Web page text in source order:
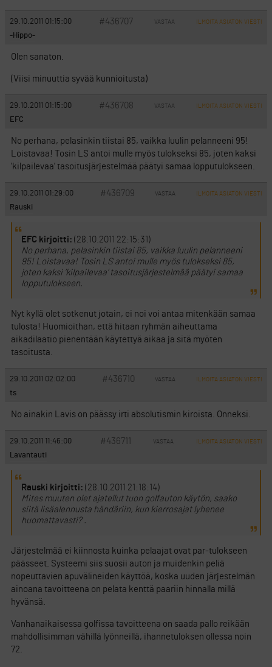
29.10.2011 01:15:00 #436707 VASTAA ILMOITA ASIATON VIESTI
-Hippo-
Olen sanaton.
(Viisi minuuttia syvää kunnioitusta)
29.10.2011 01:15:00 #436708 VASTAA ILMOITA ASIATON VIESTI
EFC
No perhana, pelasinkin tiistai 85, vaikka luulin pelanneeni 95!
Loistavaa! Tosin LS antoi mulle myös tulokseksi 85, joten kaksi
’kilpailevaa’ tasoitusjärjestelmää päätyi samaa lopputulokseen.
29.10.2011 01:29:00 #436709 VASTAA ILMOITA ASIATON VIESTI
Rauski
EFC kirjoitti: (28.10.2011 22:15:31)
No perhana, pelasinkin tiistai 85, vaikka luulin pelanneeni
95! Loistavaa! Tosin LS antoi mulle myös tulokseksi 85,
joten kaksi ’kilpailevaa’ tasoitusjärjestelmää päätyi samaa
lopputulokseen.
Nyt kyllä olet sotkenut jotain, ei noi voi antaa mitenkään samaa
tulosta! Huomioithan, että hitaan ryhmän aiheuttama
aikadilaatio pienentään käytettyä aikaa ja sitä myöten
tasoitusta.
29.10.2011 02:02:00 #436710 VASTAA ILMOITA ASIATON VIESTI
ts
No ainakin Lavis on päässy irti absolutismin kiroista. Onneksi.
29.10.2011 11:46:00 #436711 VASTAA ILMOITA ASIATON VIESTI
Lavantauti
Rauski kirjoitti: (28.10.2011 21:18:14)
Mites muuten olet ajatellut tuon golfauton käytön, saako
siitä lisäalennusta händäriin, kun kierrosajat lyhenee
huomattavasti? .
Järjestelmää ei kiinnosta kuinka pelaajat ovat par-tulokseen
päässeet. Systeemi siis suosii auton ja muidenkin peliä
nopeuttavien apuvälineiden käyttöä, koska uuden järjestelmän
ainoana tavoitteena on pelata kenttä paariin hinnalla millä
hyvänsä.
Vanhanaikaisessa golfissa tavoitteena on saada pallo reikään
mahdollisimman vähillä lyönneillä, ihannetuloksen ollessa noin
72.